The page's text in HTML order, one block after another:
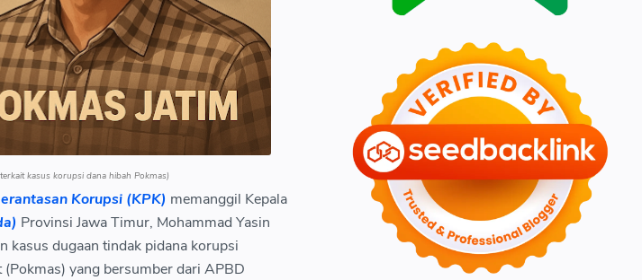
kasus korupsi dana hibah Pokmas)
Korupsi (KPK) memanggil Kepala
Provinsi Jawa Timur, Mohammad Yasin
kasus dugaan tindak pidana korupsi
yang bersumber dari APBD